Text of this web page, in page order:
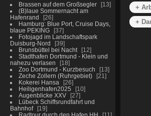
Brassen auf dem Großsegler
13
(B)laue Sommernacht am
Hafenrand
26
Hamburg: Blue Port, Cruise Days,
blaue PEKING
37
Fotojagd im Landschaftspark
Duisburg-Nord
39
Brunsbüttel bei Nacht
12
Stadthafen Dortmund - Klein und
nahezu verlasen
18
Zoo Dortmund - Kurzbesuch
13
Zeche Zollern (Ruhrgebiet)
21
Kokerei Hansa
26
Heiligenhafen2025
10
Augenblicke XXV
27
Lübeck Schiffsrundfahrt und
Bahnhof
19
Radtour durch den Hafen HH
11
+
+